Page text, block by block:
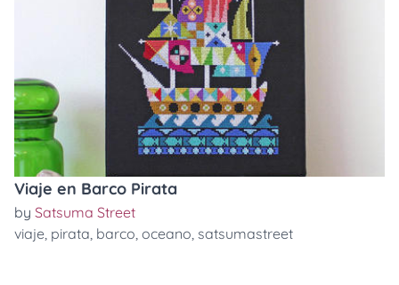
Viaje en Barco Pirata
by Satsuma Street
viaje, pirata, barco, oceano, satsumastreet